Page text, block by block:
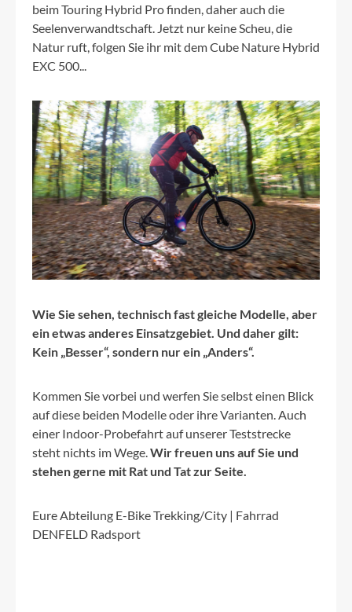
beim Touring Hybrid Pro finden, daher auch die
Seelenverwandtschaft. Jetzt nur keine Scheu, die
Natur ruft, folgen Sie ihr mit dem Cube Nature Hybrid
EXC 500...
Wie Sie sehen, technisch fast gleiche Modelle, aber
ein etwas anderes Einsatzgebiet. Und daher gilt:
Kein „Besser“, sondern nur ein „Anders“.
Kommen Sie vorbei und werfen Sie selbst einen Blick
auf diese beiden Modelle oder ihre Varianten. Auch
einer Indoor-Probefahrt auf unserer Teststrecke
steht nichts im Wege.Wir freuen uns auf Sie und
stehen gerne mit Rat und Tat zur Seite.
Eure Abteilung E-Bike Trekking/City | Fahrrad
DENFELD Radsport